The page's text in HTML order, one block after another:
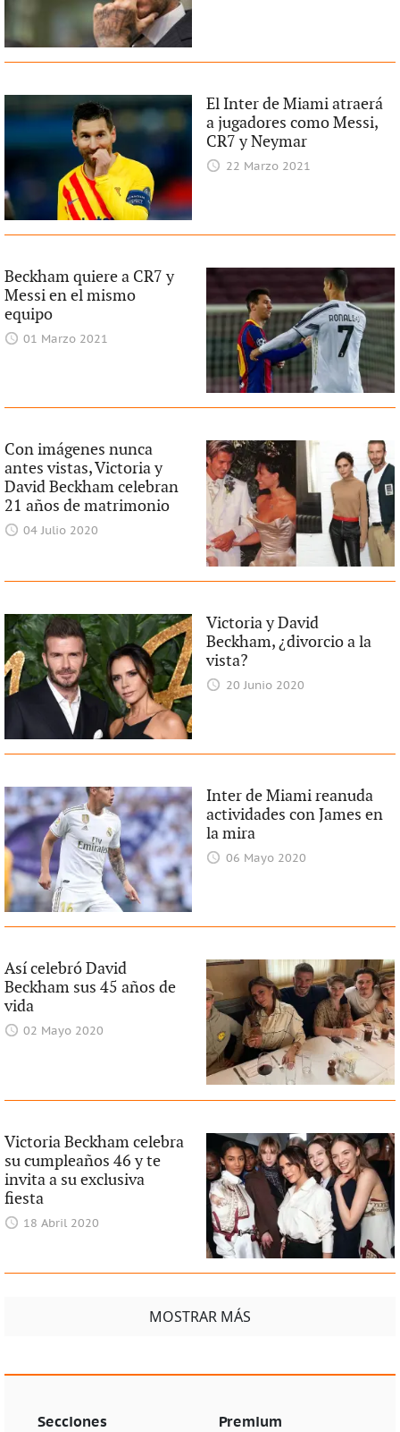
El Inter de Miami atraerá
a jugadores como Messi,
CR7 y Neymar
22 Marzo 2021
Beckham quiere a CR7 y
Messi en el mismo
equipo
01 Marzo 2021
Con imágenes nunca
antes vistas, Victoria y
David Beckham celebran
21 años de matrimonio
04 Julio 2020
Victoria y David
Beckham, ¿divorcio a la
vista?
20 Junio 2020
Inter de Miami reanuda
actividades con James en
la mira
06 Mayo 2020
Así celebró David
Beckham sus 45 años de
vida
02 Mayo 2020
Victoria Beckham celebra
su cumpleaños 46 y te
invita a su exclusiva
fiesta
18 Abril 2020
MOSTRAR MÁS
Secciones Premium